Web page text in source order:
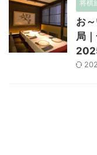
将棋
お
局